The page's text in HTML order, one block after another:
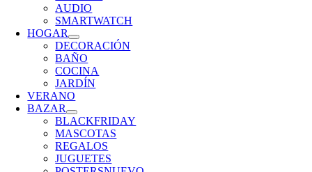
AUDIO
SMARTWATCH
HOGAR
DECORACIÓN
BAÑO
COCINA
JARDÍN
VERANO
BAZAR
BLACKFRIDAY
MASCOTAS
REGALOS
JUGUETES